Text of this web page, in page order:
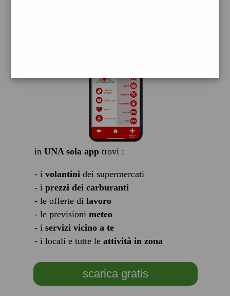
in UNA sola apptrovi :
- i volantinidei supermercati
- i prezzi dei carburanti
- le offerte di lavoro
- le previsioni meteo
- i servizi vicino a te
- i locali e tutte le attività in zona
scarica gratis